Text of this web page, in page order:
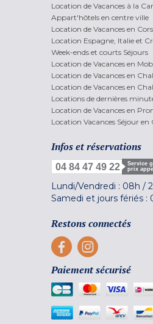
Location de Vacances à la
Appart'hôtels en centre ville
Location de Vacances en
Location Espagne, Italie et
Week-ends et courts Séjours
Location de Vacances en
Location de Vacances en
Location de Vacances en
Locations de dernières
Location de Vacances en
Location Vacances Séjour en
Infos et réservations
04 84 47 49 22
Service
prix appel
Lundi/Vendredi : 08h /
Samedi et jours fériés :
Restons connectés
Paiement sécurisé